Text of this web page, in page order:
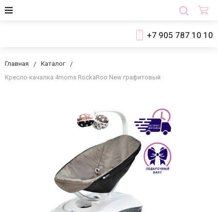
+7 905 787 10 10
Главная
Каталог
Кресло-качалка 4moms RockaRoo New графитовый